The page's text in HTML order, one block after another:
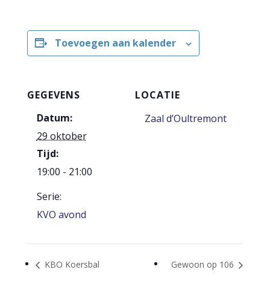
Toevoegen aan kalender
GEGEVENS
Datum:
29 oktober
Tijd:
19:00 - 21:00
Serie:
KVO avond
LOCATIE
Zaal d’Oultremont
KBO Koersbal Gewoon op 106